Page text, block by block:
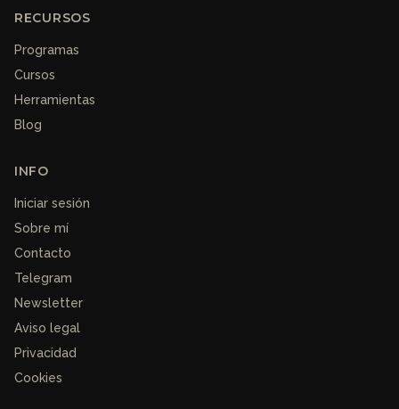
RECURSOS
Programas
Cursos
Herramientas
Blog
INFO
Iniciar sesión
Sobre mí
Contacto
Telegram
Newsletter
Aviso legal
Privacidad
Cookies